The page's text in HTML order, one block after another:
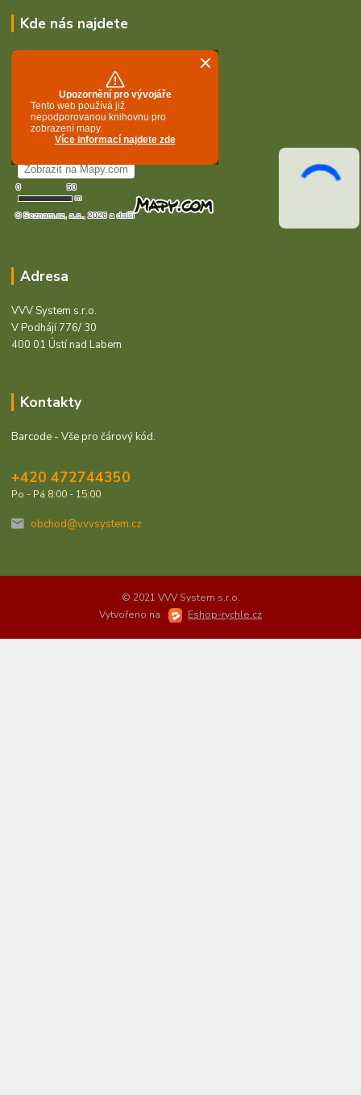
Kde nás najdete
Adresa
VVV System s.r.o.
V Podhájí 776/ 30
400 01 Ústí nad Labem
Kontakty
Barcode - Vše pro čárový kód.
+420 472744350
Po - Pá 8:00 - 15:00
obchod@vvvsystem.cz
© 2021 VVV System s.r.o.
Vytvořeno na
Eshop-rychle.cz